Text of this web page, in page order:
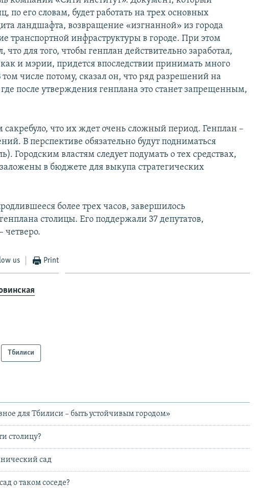
по его словам, будет работать на трех основных
ландшафта, возвращение «изгнанной» из города
транспортной инфраструктуры в городе. При этом
что для того, чтобы генплан действительно заработал,
и мэрии, придется впоследствии принимать много
числе потому, сказал он, что ряд разрешений на
где после утверждения генплана это станет запрещенным,
сакребуло, что их ждет очень сложный период. Генплан –
В перспективе обязательно будут подниматься
Городским властям следует подумать о тех средствах,
в бюджете для выкупа стратегических
более трех часов, завершилось
столицы. Его поддержали 37 депутатов,
четверо.
us Print
Тбилиси
для Тбилиси – быть устойчивым городом»
столицу?
сад
о таком соседе?